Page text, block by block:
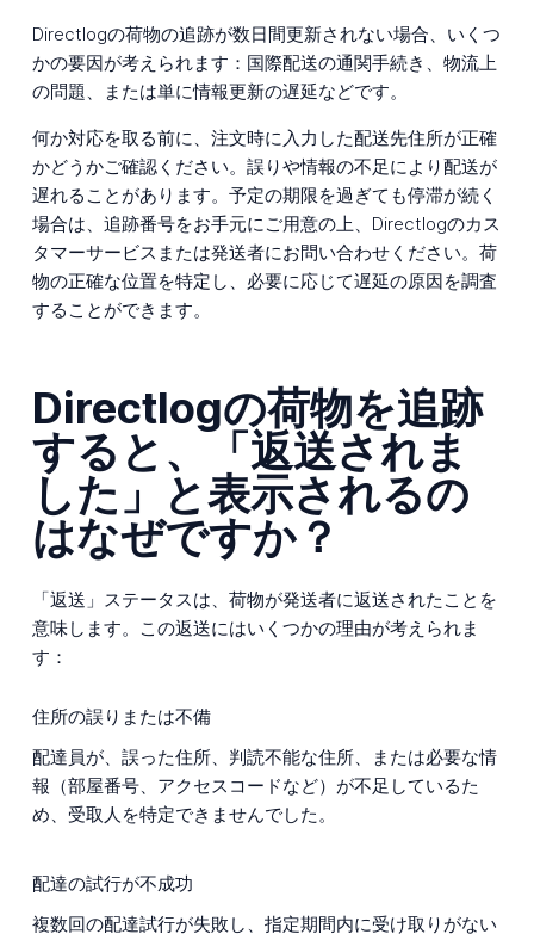
Directlogの荷物の追跡が数日間更新されない場合、いくつ
かの要因が考えられます：国際配送の通関手続き、物流上
の問題、または単に情報更新の遅延などです。
何か対応を取る前に、注文時に入力した配送先住所が正確
かどうかご確認ください。誤りや情報の不足により配送が
遅れることがあります。予定の期限を過ぎても停滞が続く
場合は、追跡番号をお手元にご用意の上、Directlogのカス
タマーサービスまたは発送者にお問い合わせください。荷
物の正確な位置を特定し、必要に応じて遅延の原因を調査
することができます。
Directlogの荷物を追跡
すると、「返送されま
した」と表示されるの
はなぜですか？
「返送」ステータスは、荷物が発送者に返送されたことを
意味します。この返送にはいくつかの理由が考えられま
す：
住所の誤りまたは不備
配達員が、誤った住所、判読不能な住所、または必要な情
報（部屋番号、アクセスコードなど）が不足しているた
め、受取人を特定できませんでした。
配達の試行が不成功
複数回の配達試行が失敗し、指定期間内に受け取りがない